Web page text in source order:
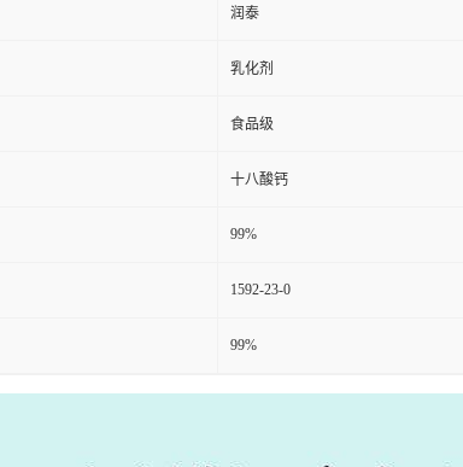
润泰
乳化剂
食品级
十八酸钙
99%
1592-23-0
99%